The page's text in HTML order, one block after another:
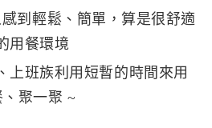
到輕鬆、簡單，算是很舒適
用餐環境
上班族利用短暫的時間來用
、聚一聚 ~